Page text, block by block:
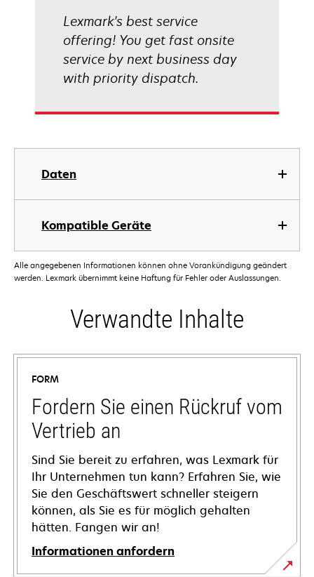
Daten
Kompatible Geräte
Lexmark's best service
offering! You get fast onsite
service by next business day
with priority dispatch.
Alle angegebenen Informationen können ohne Vorankündigung geändert
werden. Lexmark übernimmt keine Haftung für Fehler oder Auslassungen.
Verwandte Inhalte
FORM
Fordern Sie einen Rückruf vom
Vertrieb an
Sind Sie bereit zu erfahren, was Lexmark für
Ihr Unternehmen tun kann? Erfahren Sie, wie
Sie den Geschäftswert schneller steigern
können, als Sie es für möglich gehalten
hätten. Fangen wir an!
Informationen anfordern